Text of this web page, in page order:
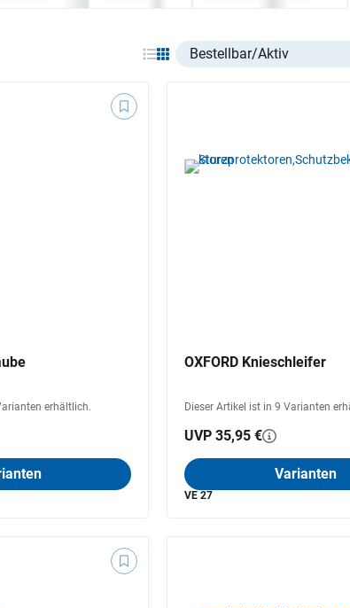
Select listing item type
erhältlich.
OXFORD Knieschleifer
Dieser Artikel ist in 9 Varianten
UVP 35,95 €
Varianten
VE 27